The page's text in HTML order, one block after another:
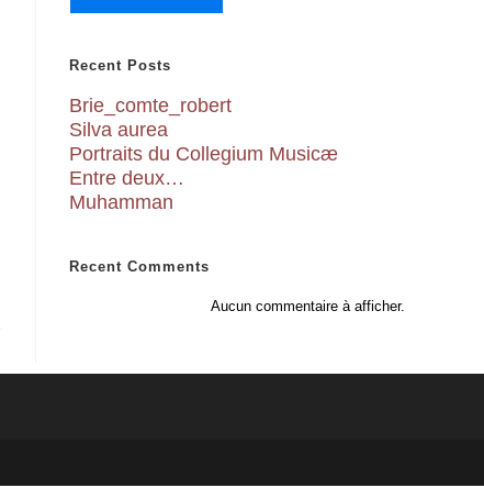
Recent Posts
Brie_comte_robert
Silva aurea
Portraits du Collegium Musicæ
Entre deux…
Muhamman
Recent Comments
Aucun commentaire à afficher.